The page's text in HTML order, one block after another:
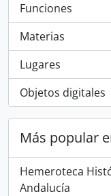
Funciones
Materias
Lugares
Objetos digitales
Más popular
Hemeroteca
Andalucía